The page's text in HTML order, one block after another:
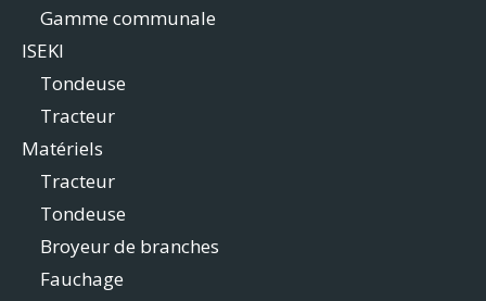
Gamme communale
ISEKI
Tondeuse
Tracteur
Matériels
Tracteur
Tondeuse
Broyeur de branches
Fauchage